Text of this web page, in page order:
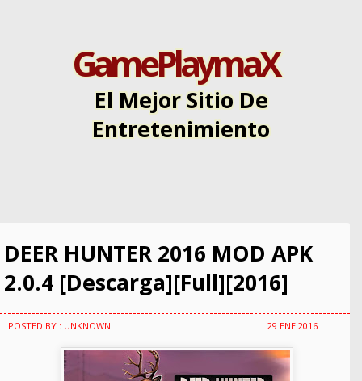
GamePlaymaX
El Mejor Sitio De
Entretenimiento
DEER HUNTER 2016 MOD APK
2.0.4 [Descarga][Full][2016]
POSTED BY : UNKNOWN 29 ENE 2016